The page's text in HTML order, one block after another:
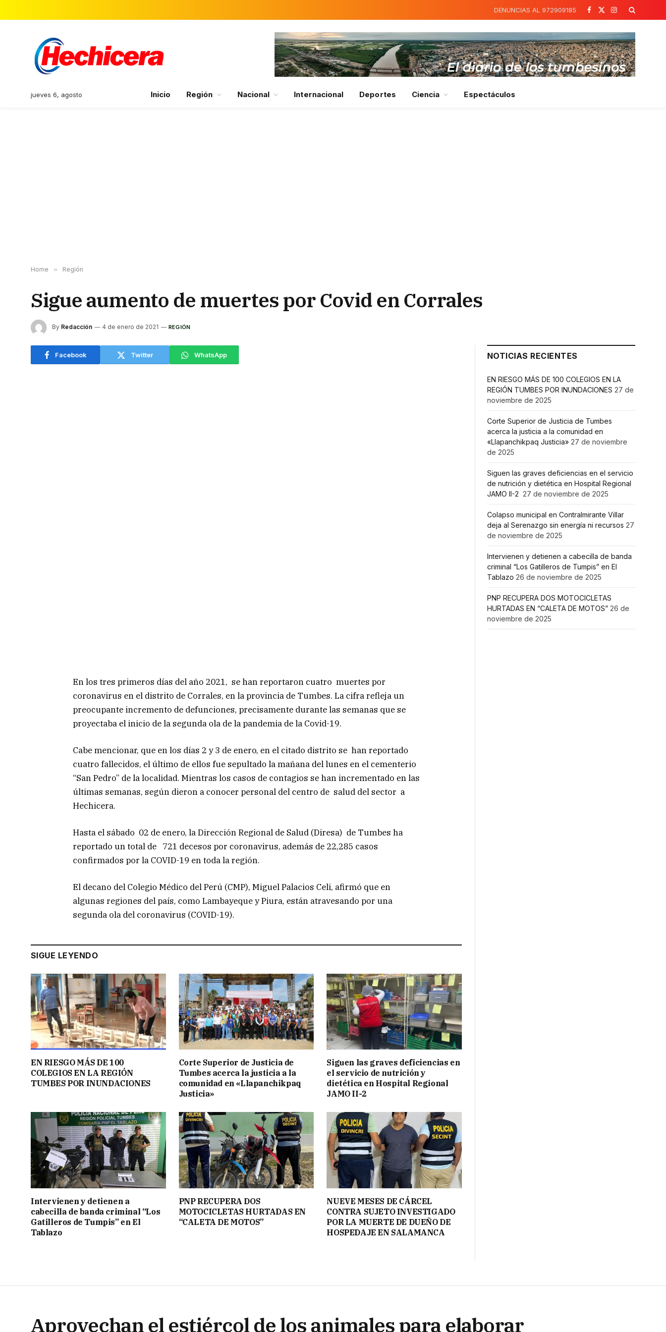
DENUNCIAS AL 972909185
Facebook
X
Instagram
jueves 6, agosto Inicio Región Nacional Internacional Deportes Ciencia Espectáculos
Home » Región
Sigue aumento de muertes por Covid en Corrales
By Redacción 4 de enero de 2021 REGIÓN
Facebook Twitter WhatsApp
En los tres primeros días del año 2021, se han reportaron cuatro muertes por
coronavirus en el distrito de Corrales, en la provincia de Tumbes. La cifra refleja un
preocupante incremento de defunciones, precisamente durante las semanas que se
proyectaba el inicio de la segunda ola de la pandemia de la Covid-19.
Cabe mencionar, que en los días 2 y 3 de enero, en el citado distrito se han reportado
cuatro fallecidos, el último de ellos fue sepultado la mañana del lunes en el cementerio
“San Pedro” de la localidad. Mientras los casos de contagios se han incrementado en las
últimas semanas, según dieron a conocer personal del centro de salud del sector a
Hechicera.
Hasta el sábado 02 de enero, la Dirección Regional de Salud (Diresa) de Tumbes ha
reportado un total de 721 decesos por coronavirus, además de 22,285 casos
confirmados por la COVID-19 en toda la región.
El decano del Colegio Médico del Perú (CMP), Miguel Palacios Celi, afirmó que en
algunas regiones del país, como Lambayeque y Piura, están atravesando por una
segunda ola del coronavirus (COVID-19).
SIGUE LEYENDO
EN RIESGO MÁS DE 100
COLEGIOS EN LA REGIÓN
TUMBES POR INUNDACIONES
Corte Superior de Justicia de
Tumbes acerca la justicia a la
comunidad en «Llapanchikpaq
Justicia»
Siguen las graves deficiencias en
el servicio de nutrición y
dietética en Hospital Regional
JAMO II-2
Intervienen y detienen a
cabecilla de banda criminal “Los
Gatilleros de Tumpis” en El
Tablazo
PNP RECUPERA DOS
MOTOCICLETAS HURTADAS EN
“CALETA DE MOTOS”
NUEVE MESES DE CÁRCEL
CONTRA SUJETO INVESTIGADO
POR LA MUERTE DE DUEÑO DE
HOSPEDAJE EN SALAMANCA
NOTICIAS RECIENTES
EN RIESGO MÁS DE 100 COLEGIOS EN LA
REGIÓN TUMBES POR INUNDACIONES 27 de
noviembre de 2025
Corte Superior de Justicia de Tumbes
acerca la justicia a la comunidad en
«Llapanchikpaq Justicia» 27 de noviembre
de 2025
Siguen las graves deficiencias en el servicio
de nutrición y dietética en Hospital Regional
JAMO II-2 27 de noviembre de 2025
Colapso municipal en Contralmirante Villar
deja al Serenazgo sin energía ni recursos 27
de noviembre de 2025
Intervienen y detienen a cabecilla de banda
criminal “Los Gatilleros de Tumpis” en El
Tablazo 26 de noviembre de 2025
PNP RECUPERA DOS MOTOCICLETAS
HURTADAS EN “CALETA DE MOTOS” 26 de
noviembre de 2025
Aprovechan el estiércol de los animales para elaborar